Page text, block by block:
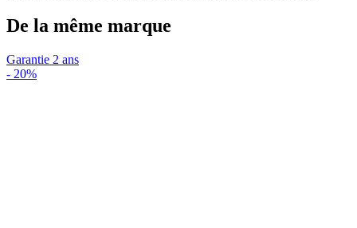
De la même marque
Garantie 2 ans
- 20%